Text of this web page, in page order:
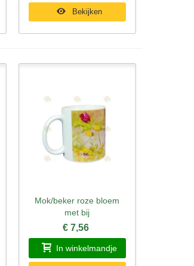
Bekijken
Snel bekijken
Mok/beker roze bloem
met bij
€ 7,56
In winkelmandje